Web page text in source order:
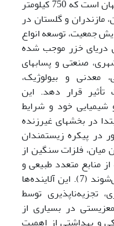
دریای خزر بزرگترین دریاچه بسته جهان است که 750 کیلومتر
مازندران و گلستان در
است (21). افزایش جمعیت، توسعه انواع
دریای خزر موجب شده
صنعتی و پساب­های
معدنی و بیولوژیک،
قرار دهد. این
شیمیایی خود و شرایط
در بخش­های غیرزنده
در پیکره زیست­مندان
می‌یابند (17). دراین میان، فلزات سنگین از
منابع متعدد طبیعی و
مصنوعی، وارد اکوسیستم­های آبی می‌شوند (7). این آلاینده‌ها
تجزیه‌ناپذیری توسط
در بسیاری از
و بهداشتی از اهمیت